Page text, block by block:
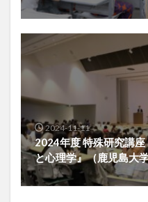
2024-11-11
2024年度 特殊研究講
と心理学』（鹿児島大